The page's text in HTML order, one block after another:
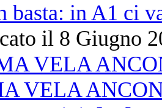
basta: in A1 ci
il 8 Giugno